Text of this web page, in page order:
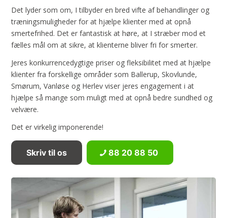
Det lyder som om, I tilbyder en bred vifte af behandlinger og
træningsmuligheder for at hjælpe klienter med at opnå
smertefrihed. Det er fantastisk at høre, at I stræber mod et
fælles mål om at sikre, at klienterne bliver fri for smerter.
​Jeres konkurrencedygtige priser og fleksibilitet med at hjælpe
klienter fra forskellige områder som Ballerup, Skovlunde,
Smørum, Vanløse og Herlev viser jeres engagement i at
hjælpe så mange som muligt med at opnå bedre sundhed og
velvære.
​Det er virkelig imponerende!​
Skriv til os 88 20 88 50